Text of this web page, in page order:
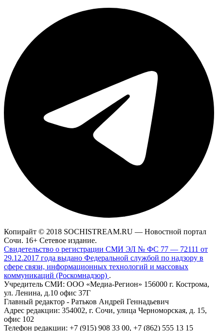
Копирайт © 2018 SOCHISTREAM.RU — Новостной портал
Сочи. 16+ Сетевое издание.
Свидетельство о регистрации СМИ ЭЛ № ФС 77 — 72111 от
29.12.2017 года выдано Федеральной службой по надзору в
сфере связи, информационных технологий и массовых
коммуникаций (Роскомнадзор) .
Учредитель СМИ: ООО «Медиа-Регион» 156000 г. Кострома,
ул. Ленина, д.10 офис 37Г
Главный редактор - Ратьков Андрей Геннадьевич
Адрес редакции: 354002, г. Сочи, улица Черноморская, д. 15,
офис 102
Телефон редакции: +7 (915) 908 33 00, +7 (862) 555 13 15